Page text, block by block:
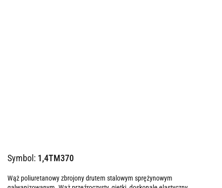
Symbol: 1,4TM370
Wąż poliuretanowy zbrojony drutem stalowym sprężynowym